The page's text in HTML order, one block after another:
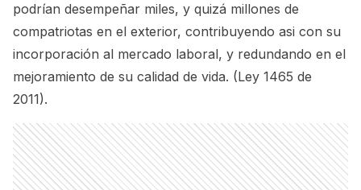
podrían desempeñar miles, y quizá millones de
compatriotas en el exterior, contribuyendo asi con su
incorporación al mercado laboral, y redundando en el
mejoramiento de su calidad de vida. (Ley 1465 de
2011).